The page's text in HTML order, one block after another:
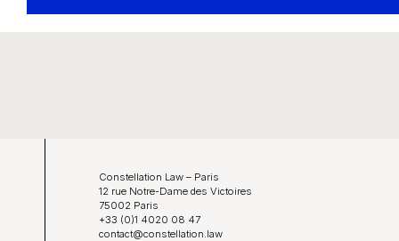
Constellation Law – Paris
12 rue Notre-Dame des Victoires
75002 Paris
+33 (0)1 4020 08 47
contact@constellation.law